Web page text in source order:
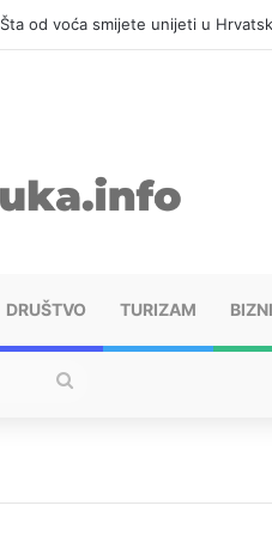
Šta od voća smijete unijeti u
DRUŠTVO TURIZAM